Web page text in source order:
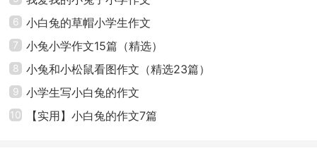
儿，看见马上就到山顶的时候，休息了一会儿，然后，
走向山顶，从山顶上往下望，就像仙境一样，小白兔欣
赏了一会儿，然后，就走下山去，当走到山的一半的时
候，听见了“救命啊，救命啊”的声音，小兔子随着声音走
过去，原来，是大灰狼在陷阱里面喊“救命啊，救命啊”，
6 小白兔的草帽小学生作文
7 小兔小学作文15篇（精选）
8 小兔和小松鼠看图作文（精选23篇）
9 小学生写小白兔的作文
10 【实用】小白兔的作文7篇